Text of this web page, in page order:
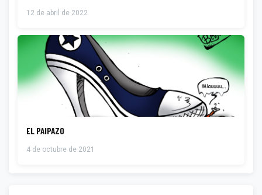
12 de abril de 2022
EL PAIPAZO
4 de octubre de 2021